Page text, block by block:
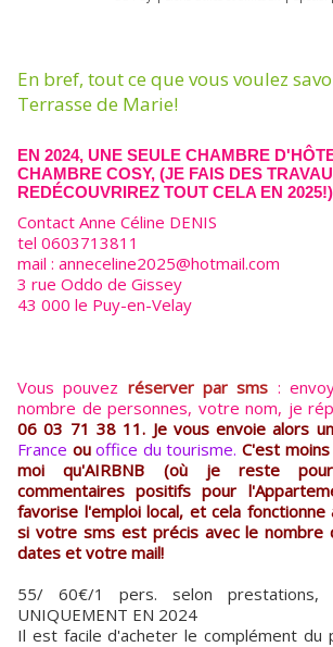
En bref, tout ce que vous voulez
Terrasse de Marie!
EN 2024, UNE SEULE CHAMBRE
CHAMBRE COSY, (JE FAIS DES
REDÉCOUVRIREZ TOUT CELA EN 2025!)
Contact Anne Céline DENIS
tel 0603713811
mail : anneceline2025@hotmail.com
3 rue Oddo de Gissey
43 000 le Puy-en-Velay
Vous pouvez réserver par sms :
nombre de personnes, votre nom, je
06 03 71 38 11. Je vous envoie alors
France ouoffice du tourisme. C'est
moi qu'AIRBNB (où je reste
commentaires positifs pour
favorise l'emploi local, et cela
si votre sms est précis avec le nombre
dates et votre mail!
55/ 60€/1 pers. selon prestations,
UNIQUEMENT EN 2024
Il est facile d'acheter le complément du